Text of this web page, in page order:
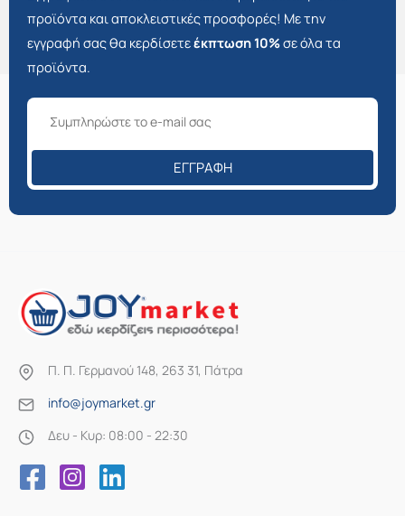
προϊόντα και αποκλειστικές προσφορές! Με την
εγγραφή σας θα κερδίσετεέκπτωση 10%σε όλα τα
προϊόντα.
ΕΓΓΡΑΦΉ
Π. Π. Γερμανού 148, 263 31, Πάτρα
info@joymarket.gr
Δευ - Κυρ: 08:00 - 22:30